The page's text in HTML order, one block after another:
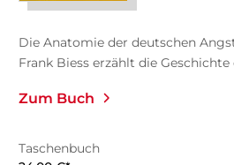
Die Anatomie der deutschen
Frank Biess erzählt die Geschichte
Zum Buch
Taschenbuch